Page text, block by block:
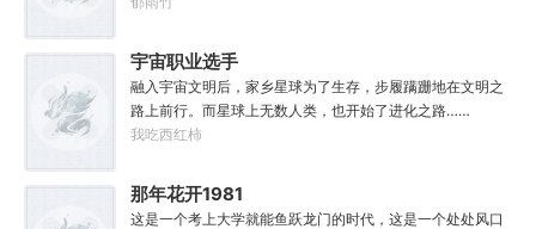
一代魔道巨擘，初圣宗里最畜生的那一个。“魔门个个都是人
度牒。潘筠大剑拍上去：闭嘴，信不信扣你鱼仔。
宇宙职业选手
融入宇宙文明后，家乡星球为了生存，步履蹒跚地在文明之
路上前行。而星球上无数人类，也开始了进化之路……
我吃西红柿
那年花开1981
这是一个考上大学就能鱼跃龙门的时代，这是一个处处风口